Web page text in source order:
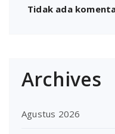
Tidak ada
Archives
Agustus 2026